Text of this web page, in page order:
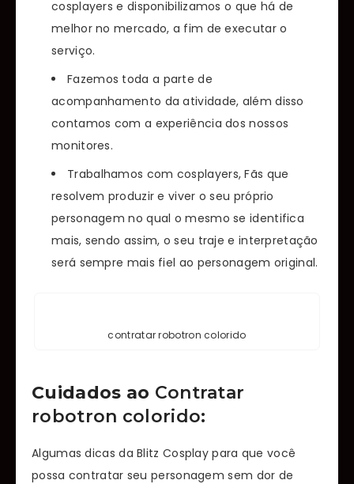
cosplayers e disponibilizamos o que há de
melhor no mercado, a fim de executar o
serviço.
Fazemos toda a parte de
acompanhamento da atividade, além disso
contamos com a experiência dos nossos
monitores.
Trabalhamos com cosplayers, Fãs que
resolvem produzir e viver o seu próprio
personagem no qual o mesmo se identifica
mais, sendo assim, o seu traje e interpretação
será sempre mais fiel ao personagem original.
contratar robotron colorido
Cuidados ao Contratar
robotron colorido:
Algumas dicas da Blitz Cosplay para que você
possa contratar seu personagem sem dor de